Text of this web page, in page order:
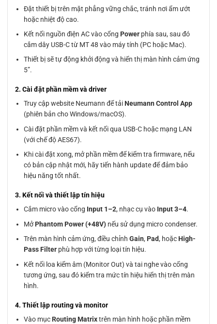
Đặt thiết bị trên mặt phẳng vững chắc, tránh nơi ẩm ướt
hoặc nhiệt độ cao.
Kết nối nguồn điện AC vào cổng Power phía sau, sau đó
cắm dây USB-C từ MT 48 vào máy tính (PC hoặc Mac).
Thiết bị sẽ tự động khởi động và hiển thị màn hình cảm ứng
5”.
2. Cài đặt phần mềm và driver
Truy cập website Neumann để tải Neumann Control App
(phiên bản cho Windows/macOS).
Cài đặt phần mềm và kết nối qua USB-C hoặc mạng LAN
(với chế độ AES67).
Khi cài đặt xong, mở phần mềm để kiểm tra firmware, nếu
có bản cập nhật mới, hãy tiến hành update để đảm bảo
hiệu năng tốt nhất.
3. Kết nối và thiết lập tín hiệu
Cắm micro vào cổng Input 1–2, nhạc cụ vào Input 3–4.
MởPhantom Power (+48V) nếu sử dụng micro condenser.
Trên màn hình cảm ứng, điều chỉnhGain, Pad, hoặc High-
Pass Filter phù hợp với từng loại tín hiệu.
Kết nối loa kiểm âm (Monitor Out) và tai nghe vào cổng
tương ứng, sau đó kiểm tra mức tín hiệu hiển thị trên màn
hình.
4. Thiết lập routing và monitor
Vào mục Routing Matrixtrên màn hình hoặc phần mềm